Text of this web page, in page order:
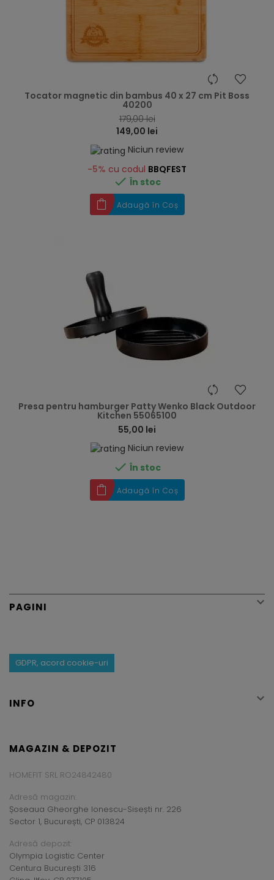
Tocator magnetic din bambus 40 x 27 cm Pit Boss
40200
179,00 lei
149,00 lei
Niciun review
-5% cu codul BBQFEST
 În stoc
Adaugă în Coș
Presa pentru hamburger Patty Wenko Black Outdoor
Kitchen 55065100
55,00 lei
Niciun review
 În stoc
Adaugă în Coș
PAGINI 
GDPR, acord cookie-uri
INFO 
MAGAZIN & DEPOZIT
HOMEFIT SRL RO24842480
Adresă magazin:
Șoseaua Gheorghe Ionescu-Sisești nr. 226
Sector 1, București, CP 013824
Adresă depozit:
Olympia Logistic Center
Centura București 316